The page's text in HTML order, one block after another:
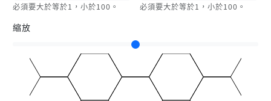
const drawHexagon = (centerPoint ) => {
drawLine (centerPoint, points[ ], points[
        };
必須要大於等於1，小於100。 必須要大於等於1，小於100。
縮放